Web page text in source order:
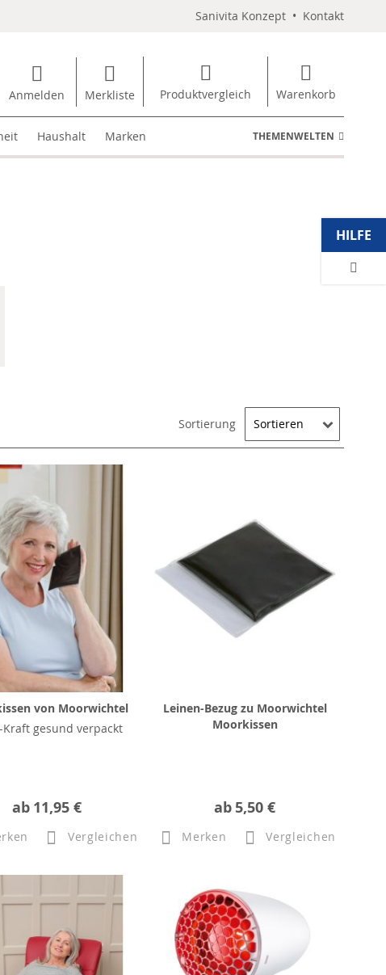
Sanivita Konzept • Kontakt
Anmelden Merkliste Produktvergleich Warenkorb
Haushalt Marken THEMENWELTEN
Sortierung
von Moorwichtel
Kraft gesund verpackt
ab 11,95 €
Vergleichen
Leinen-Bezug zu Moorwichtel
Moorkissen
ab 5,50 €
Merken Vergleichen
HILFE